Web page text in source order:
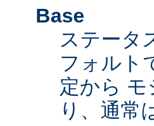
Base
ステータ
フォルト
定から
り、通常